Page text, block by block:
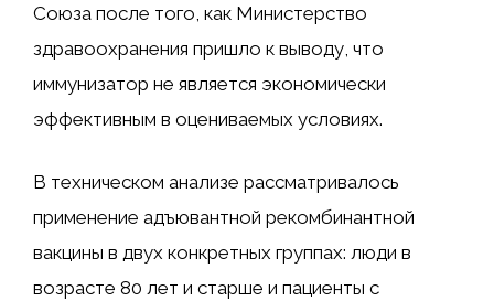
Союза после того, как Министерство
здравоохранения пришло к выводу, что
иммунизатор не является экономически
эффективным в оцениваемых условиях.
В техническом анализе рассматривалось
применение адъювантной рекомбинантной
вакцины в двух конкретных группах: люди в
возрасте 80 лет и старше и пациенты с